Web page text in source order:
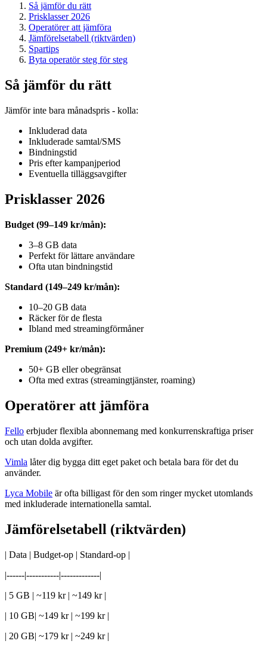
Så jämför du rätt
Prisklasser 2026
Operatörer att jämföra
Jämförelsetabell (riktvärden)
Spartips
Byta operatör steg för steg
Så jämför du rätt
Jämför inte bara månadspris - kolla:
Inkluderad data
Inkluderade samtal/SMS
Bindningstid
Pris efter kampanjperiod
Eventuella tilläggsavgifter
Prisklasser 2026
Budget (99–149 kr/mån):
3–8 GB data
Perfekt för lättare användare
Ofta utan bindningstid
Standard (149–249 kr/mån):
10–20 GB data
Räcker för de flesta
Ibland med streamingförmåner
Premium (249+ kr/mån):
50+ GB eller obegränsat
Ofta med extras (streamingtjänster, roaming)
Operatörer att jämföra
Fello erbjuder flexibla abonnemang med konkurrenskraftiga priser
och utan dolda avgifter.
Vimla låter dig bygga ditt eget paket och betala bara för det du
använder.
Lyca Mobile är ofta billigast för den som ringer mycket utomlands
med inkluderade internationella samtal.
Jämförelsetabell (riktvärden)
| Data | Budget-op | Standard-op |
|------|-----------|-------------|
| 5 GB | ~119 kr | ~149 kr |
| 10 GB| ~149 kr | ~199 kr |
| 20 GB| ~179 kr | ~249 kr |